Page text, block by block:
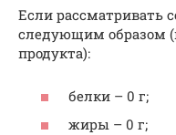
Если рассматривать
следующим образом
продукта):
белки – 0 г;
жиры – 0 г;